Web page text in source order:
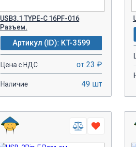
USB3.1 TYPE-C 16PF-016
Разъем.
Артикул (ID): KT-3599
Цена с НДС от 23 ₽
Наличие 49 шт